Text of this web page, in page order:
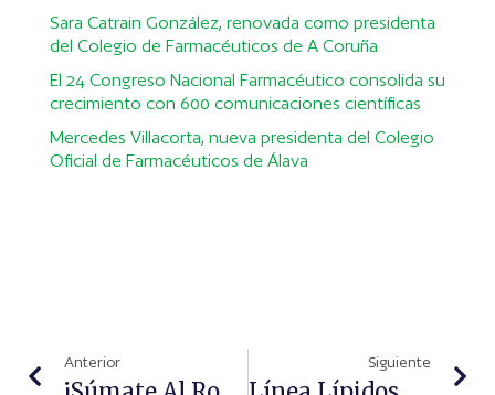
Sara Catrain González, renovada como presidenta
del Colegio de Farmacéuticos de A Coruña
El 24 Congreso Nacional Farmacéutico consolida su
crecimiento con 600 comunicaciones científicas
Mercedes Villacorta, nueva presidenta del Colegio
Oficial de Farmacéuticos de Álava
Anterior Siguiente